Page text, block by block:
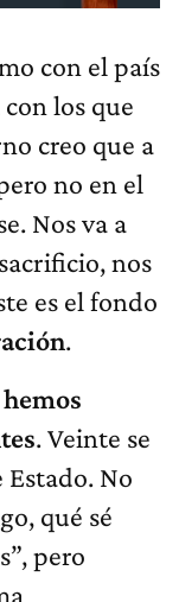
con el país
los que
creo que a
no en el
Nos va a
nos
es el fondo
.
. Veinte se
No
qué sé
pero